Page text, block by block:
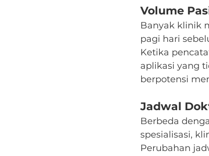
Volume
Banyak klinik
pagi hari
Ketika
aplikasi yang
berpotensi
Jadwal
Berbeda
spesialisasi,
Perubahan